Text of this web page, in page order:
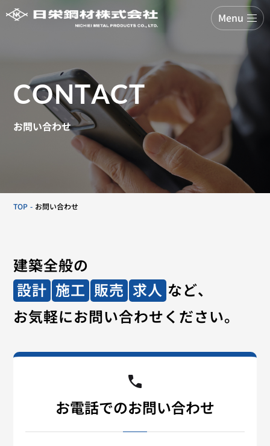
Menu
CONTACT
お問い合わせ
TOP お問い合わせ
建築全般の
設計 施工 販売 求人 など、
お気軽にお問い合わせください。
お電話でのお問い合わせ